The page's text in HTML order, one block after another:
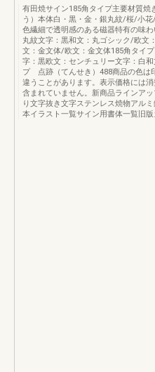
有田焼サイン185角タイプ主要材質焼
う）本体白・黒・金・銀丸紋/桜/小
色繊細で透明感のある磁器特有の味
丸紋文字：黒和文：丸ゴシック/欧文
文：金文体/欧文：金文体185角タ
字：黒欧文：センチュリー文字：白
プ 点跡（てんせき）488商品の色は
違うことがあります。表示価格には
含まれていません。新商品ラインア
り文字抜き文字ステンレス焼物アル
本イラスト一覧サイン用書体一覧旧